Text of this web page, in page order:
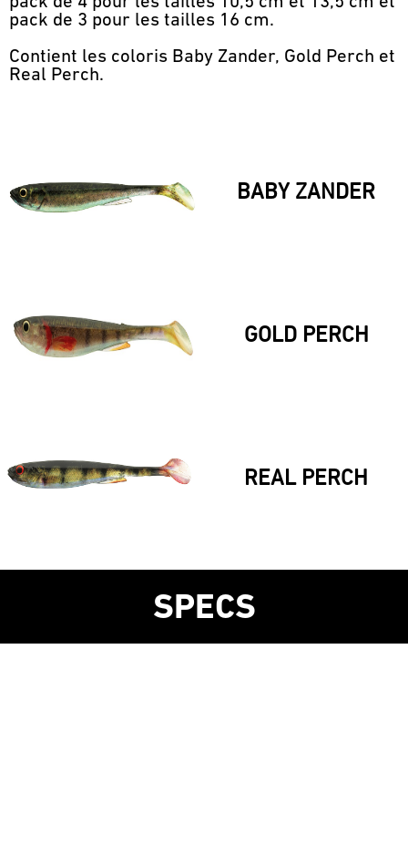
pack de 3 pour les tailles 16 cm.
Contient les coloris Baby Zander, Gold Perch et
Real Perch.
BABY ZANDER
GOLD PERCH
REAL PERCH
SPECS